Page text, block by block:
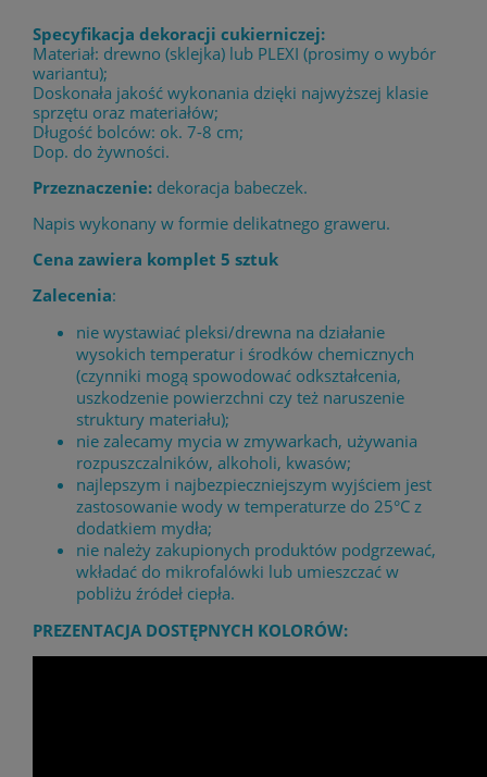
Specyfikacja dekoracji cukierniczej:
Materiał: drewno (sklejka) lub PLEXI (prosimy o wybór
wariantu);
Doskonała jakość wykonania dzięki najwyższej klasie
sprzętu oraz materiałów;
Długość bolców: ok. 7-8 cm;
Dop. do żywności.
Przeznaczenie: dekoracja babeczek.
Napis wykonany w formie delikatnego graweru.
Cena zawiera komplet 5 sztuk
Zalecenia:
nie wystawiać pleksi/drewna na działanie
wysokich temperatur i środków chemicznych
(czynniki mogą spowodować odkształcenia,
uszkodzenie powierzchni czy też naruszenie
struktury materiału);
nie zalecamy mycia w zmywarkach, używania
rozpuszczalników, alkoholi, kwasów;
najlepszym i najbezpieczniejszym wyjściem jest
zastosowanie wody w temperaturze do 25°C z
dodatkiem mydła;
nie należy zakupionych produktów podgrzewać,
wkładać do mikrofalówki lub umieszczać w
pobliżu źródeł ciepła.
PREZENTACJA DOSTĘPNYCH KOLORÓW: